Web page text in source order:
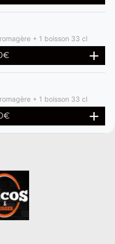
+ 1 boisson 33 cl
€
+ 1 boisson 33 cl
€